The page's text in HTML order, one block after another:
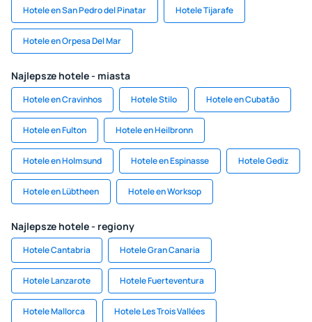
Hotele en San Pedro del Pinatar Hotele Tijarafe
Hotele en Orpesa Del Mar
Najlepsze hotele - miasta
Hotele en Cravinhos Hotele Stilo Hotele en Cubatăo
Hotele en Fulton Hotele en Heilbronn
Hotele en Holmsund Hotele en Espinasse Hotele Gediz
Hotele en Lübtheen Hotele en Worksop
Najlepsze hotele - regiony
Hotele Cantabria Hotele Gran Canaria
Hotele Lanzarote Hotele Fuerteventura
Hotele Mallorca Hotele Les Trois Vallées